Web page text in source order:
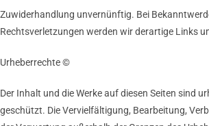
Zuwiderhandlung unvernünftig. Bei
Rechtsverletzungen werden wir derartige Links
Urheberrechte ©
Der Inhalt und die Werke auf diesen Seiten sind
geschützt. Die Vervielfältigung, Bearbeitung,